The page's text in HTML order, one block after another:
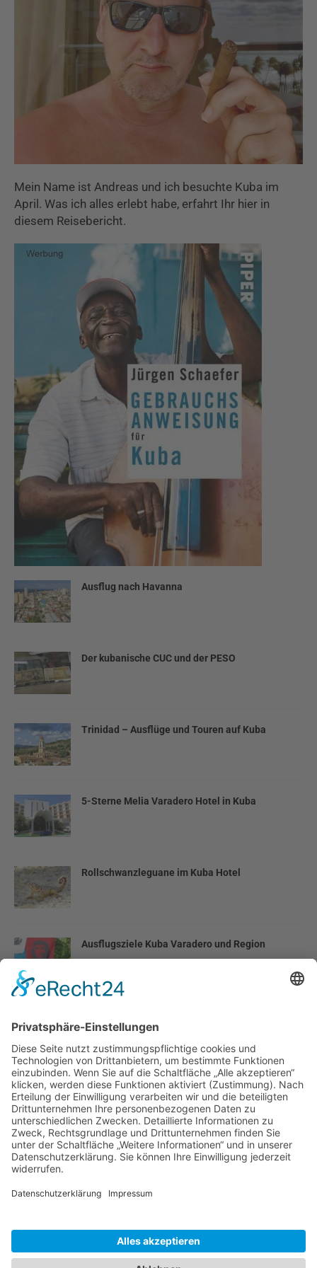
Mein Name ist Andreas und ich besuchte Kuba im
April. Was ich alles erlebt habe, erfahrt Ihr hier in
diesem Reisebericht.
Ausflug nach Havanna
Der kubanische CUC und der PESO
Trinidad – Ausflüge und Touren auf Kuba
5-Sterne Melia Varadero Hotel in Kuba
Rollschwanzleguane im Kuba Hotel
Ausflugsziele Kuba Varadero und Region
Che Guevara Gedenkstätte in Santa Clara / Kuba
Die alten Autos von Kuba
Erschreckende Fakten zum sozialistischen Kuba